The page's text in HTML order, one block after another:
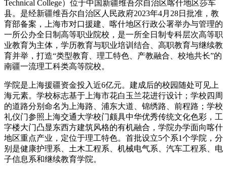
Technical College）位于中国新疆维吾尔自治区喀什地区莎车
县。是经新疆维吾尔自治区人民政府2023年4月28日批准，教
育部备案，上海市对口援建、喀什地区行政公署举办与管理的
一所公办全日制高等职业院校，是一所全日制专科层次高等职
业教育为主体，学历教育与职业培训结合、高职教育与继续教
育并举，打造“类型教育、理工特色、产教融合、校地共长”的
南疆一流理工科类高等院校。
学院是上海援疆资金投入近6亿元。建成后的校园随处可见上
海元素。学校标志基于上海市花白玉兰花进行设计；学校四周
的道路分别命名为上海路、浦东大道、锦绣路、前程路；学校
礼仪门参照上海交通大学校门颇具中华优秀传统文化色彩，工
字楼大门凸显东西方建筑风格的有机融合，学院办学面向喀什
地区重点产业，定位于理工特色。首批设立5个系1个学院，分
别是健康护理系、土木工程系、机械电气系、汽车工程系、电
子信息系和继续教育学院。